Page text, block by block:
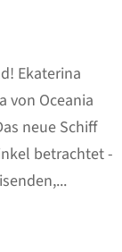
Ekaterina
von Oceania
neue Schiff
betrachtet -